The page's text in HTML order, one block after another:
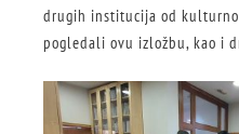
drugih institucija od
pogledali ovu izložbu, kao i